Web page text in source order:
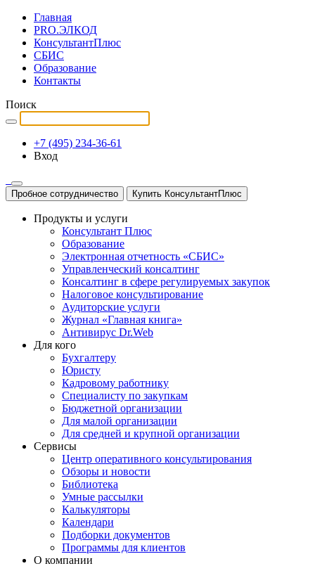
Главная
PRO.ЭЛКОД
КонсультантПлюс
СБИС
Образование
Контакты
Поиск
+7 (495) 234-36-61
Вход
Пробное сотрудничество Купить КонсультантПлюс
Продукты и услуги
Консультант Плюс
Образование
Электронная отчетность «СБИС»
Управленческий консалтинг
Консалтинг в сфере регулируемых закупок
Налоговое консультирование
Аудиторские услуги
Журнал «Главная книга»
Антивирус Dr.Web
Для кого
Бухгалтеру
Юристу
Кадровому работнику
Специалисту по закупкам
Бюджетной организации
Для малой организации
Для средней и крупной организации
Сервисы
Центр оперативного консультирования
Обзоры и новости
Библиотека
Умные рассылки
Калькуляторы
Календари
Подборки документов
Программы для клиентов
О компании